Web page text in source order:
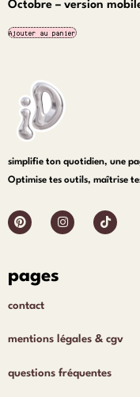
Octobre – version
Ajouter au panier
simplifie ton quotidien, une
Optimise tes outils, maîtrise
pages
contact
mentions légales & cgv
questions fréquentes